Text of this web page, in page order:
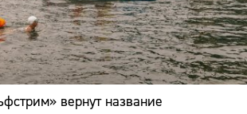
вернут название